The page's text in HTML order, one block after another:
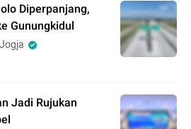
Diperpanjang,
Gunungkidul
Jadi Rujukan